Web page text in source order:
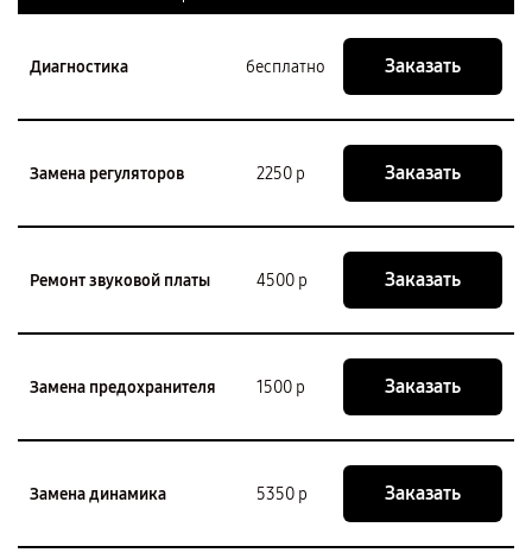
Диагностика бесплатно Заказать
Замена регуляторов 2250 р Заказать
Ремонт звуковой платы 4500 р Заказать
Замена предохранителя 1500 р Заказать
Замена динамика 5350 р Заказать